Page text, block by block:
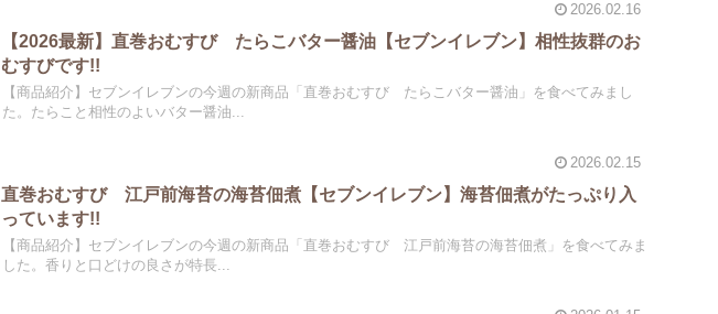
2026.02.16
【2026最新】直巻おむすび たらこバター醤油【セブンイレブン】相性抜群のお
むすびです!!
【商品紹介】セブンイレブンの今週の新商品「直巻おむすび たらこバター醤油」を食べてみまし
た。たらこと相性のよいバター醤油...
2026.02.15
直巻おむすび 江戸前海苔の海苔佃煮【セブンイレブン】海苔佃煮がたっぷり入
っています!!
【商品紹介】セブンイレブンの今週の新商品「直巻おむすび 江戸前海苔の海苔佃煮」を食べてみま
した。香りと口どけの良さが特長...